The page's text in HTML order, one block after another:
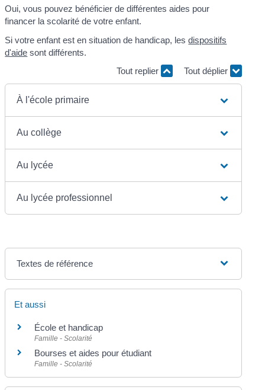
Oui, vous pouvez bénéficier de différentes aides pour
financer la scolarité de votre enfant.
Si votre enfant est en situation de handicap, lesdispositifs
d'aide sont différents.
Tout replier
Tout déplier
À l'école primaire
Au collège
Au lycée
Au lycée professionnel
Textes de référence
Et aussi
École et handicap
Famille - Scolarité
Bourses et aides pour étudiant
Famille - Scolarité